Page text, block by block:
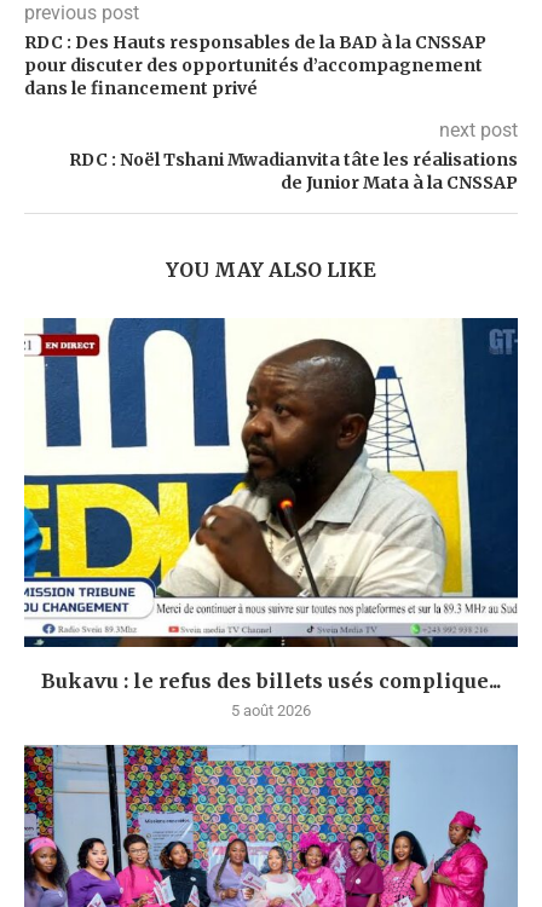
previous post
RDC : Des Hauts responsables de la BAD à la CNSSAP
pour discuter des opportunités d’accompagnement
dans le financement privé
next post
RDC : Noël Tshani Mwadianvita tâte les réalisations
de Junior Mata à la CNSSAP
YOU MAY ALSO LIKE
Bukavu : le refus des billets usés complique...
5 août 2026